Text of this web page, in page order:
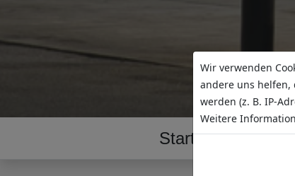
Start
Wir verwenden
andere uns helfen,
werden (z. B. IP-
Weitere